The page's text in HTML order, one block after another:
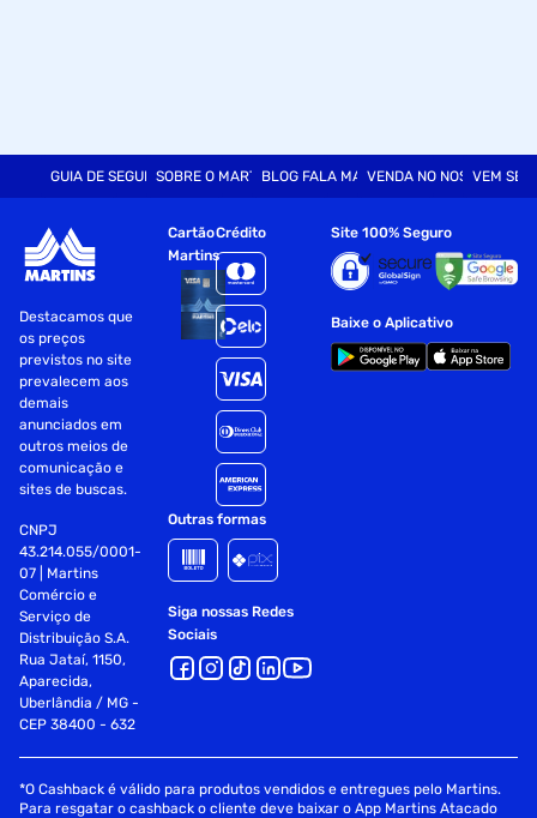
GUIA DE SEGURANÇASOBRE O MARTINSBLOG FALA MARTVENDA NO NOSSO SITE
VEM SER
Destacamos que
os preços
previstos no site
prevalecem aos
demais
anunciados em
outros meios de
comunicação e
sites de buscas.
CNPJ
43.214.055/0001-
07 | Martins
Comércio e
Serviço de
Distribuição S.A.
Rua Jataí, 1150,
Aparecida,
Uberlândia / MG -
CEP 38400 - 632
Cartão
Martins
Crédito
Outras formas
Siga nossas Redes
Sociais
Site 100% Seguro
Baixe o Aplicativo
*O Cashback é válido para produtos vendidos e entregues pelo Martins.
Para resgatar o cashback o cliente deve baixar o App Martins Atacado